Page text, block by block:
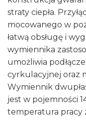
straty ciepła.
mocowanego w
łatwą obsługę i
wymiennika
umożliwia
cyrkulacyjnej oraz
Wymiennik
jest w pojemności
temperatura pracy